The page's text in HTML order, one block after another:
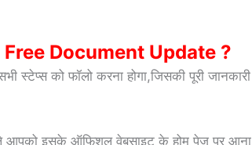
Document Update ?
स्टेप्स को फॉलो करना होगा,जिसकी पूरी जानकारी
आपको इसके ऑफिशल वेबसाइट के होम पेज पर आना